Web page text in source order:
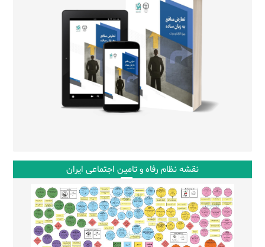
نقشه نظام رفاه و تامین اجتماعی ایران